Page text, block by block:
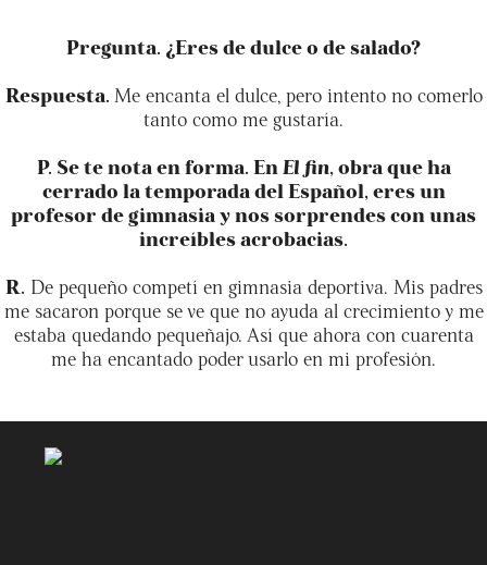
Pregunta. ¿Eres de dulce o de salado?
Respuesta. Me encanta el dulce, pero intento no comerlo
tanto como me gustaría.
P. Se te nota en forma. En El fin, obra que ha
cerrado la temporada del Español, eres un
profesor de gimnasia y nos sorprendes con unas
increíbles acrobacias.
R. De pequeño competí en gimnasia deportiva. Mis padres
me sacaron porque se ve que no ayuda al crecimiento y me
estaba quedando pequeñajo. Así que ahora con cuarenta
me ha encantado poder usarlo en mi profesión.